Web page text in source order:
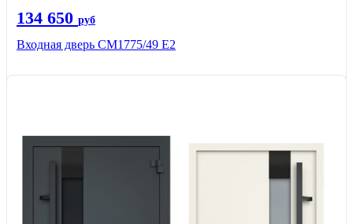
134 650 руб
Входная дверь СМ1775/49 Е2